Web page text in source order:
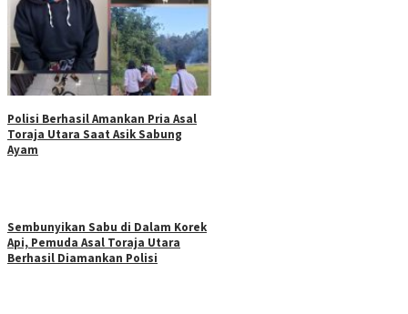
Polisi Berhasil Amankan Pria Asal
Toraja Utara Saat Asik Sabung
Ayam
Sembunyikan Sabu di Dalam Korek
Api, Pemuda Asal Toraja Utara
Berhasil Diamankan Polisi